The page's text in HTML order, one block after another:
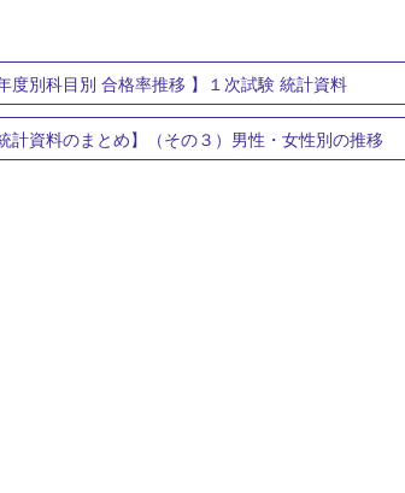
度別科目別 合格率推移 】１次試験 統計資料
計資料のまとめ】（その３）男性・女性別の推移